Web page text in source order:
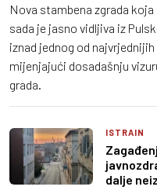
Nova stambena zgrada
sada je jasno vidljiva iz
iznad jednog od
mijenjajući dosadašnju
grada.
ISTRAIN
dalje